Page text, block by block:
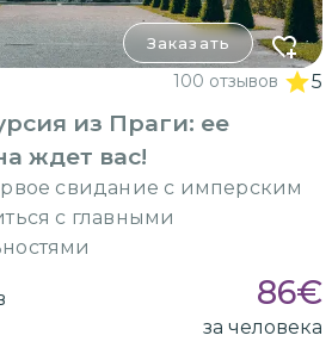
Заказать
100 отзывов 5
из Праги: ее
ждет вас!
свидание с имперским
с главными
86€
за человека